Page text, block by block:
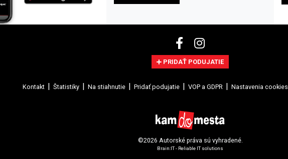
PRIDAŤ PODUJATIE
Kontakt Štatistiky Na stiahnutie Pridať podujatie VOP a GDPR Nastavenia cookies
©2026 Autorské práva sú vyhradené.
Brain:IT - Reliable IT solutions